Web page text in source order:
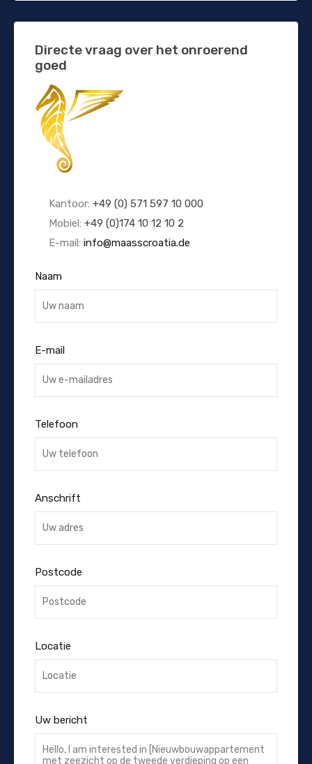
Directe vraag over het onroerend
goed
Kantoor: +49 (0) 571 597 10 000
Mobiel: +49 (0)174 10 12 10 2
E-mail: info@maasscroatia.de
Naam
E-mail
Telefoon
Anschrift
Postcode
Locatie
Uw bericht